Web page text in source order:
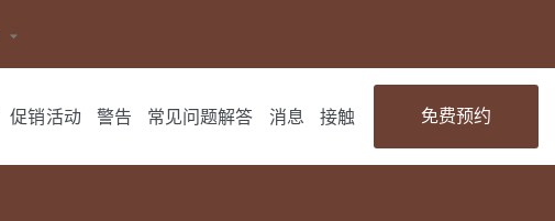
促销活动 警告 常见问题解答 消息 接触 免费预约